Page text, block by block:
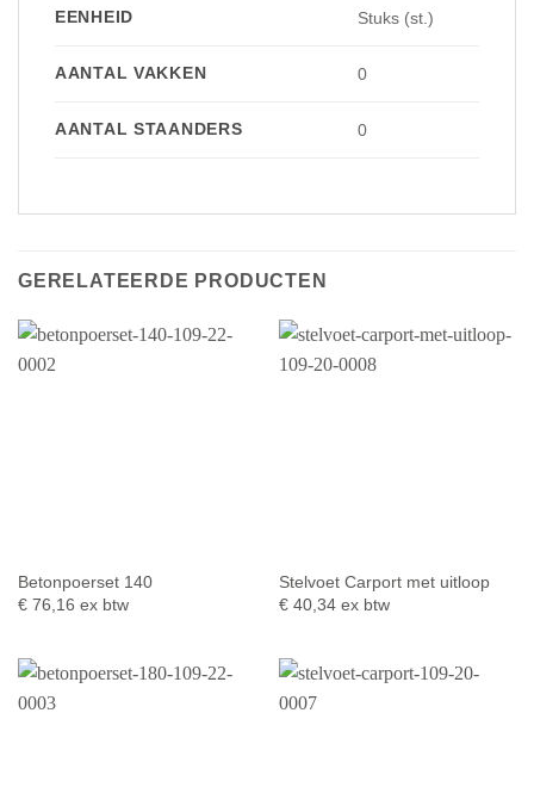
EENHEID Stuks (st.)
AANTAL VAKKEN 0
AANTAL STAANDERS 0
GERELATEERDE PRODUCTEN
Betonpoerset 140
€76,16 ex btw
Stelvoet Carport met uitloop
€40,34 ex btw